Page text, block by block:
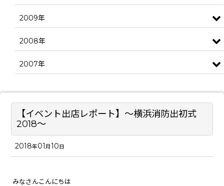
【イベント出店レポート】～横浜消防出初式
2018～
2018年01月10日
みなさんこんにちは
2009年
2008年
2007年